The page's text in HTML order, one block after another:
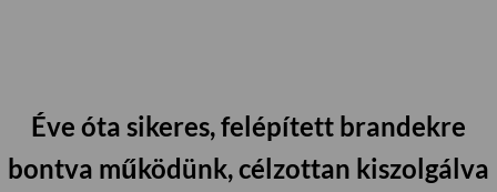
Éve óta sikeres, felépített brandekre
bontva működünk, célzottan kiszolgálva